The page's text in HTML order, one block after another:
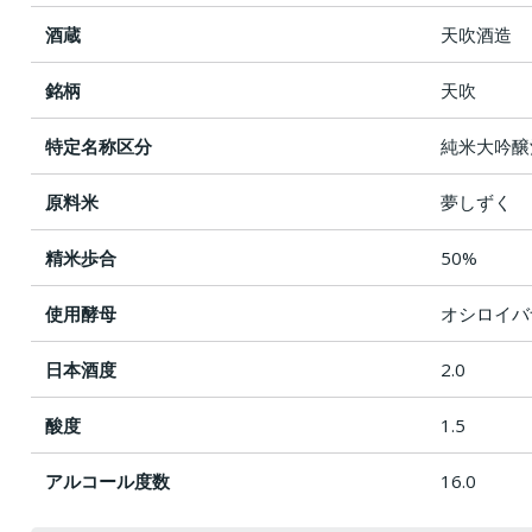
酒蔵 天吹酒造
銘柄 天吹
特定名称区分 純米大吟
原料米 夢しずく
精米歩合 50%
使用酵母 オシロイ
日本酒度 2.0
酸度 1.5
アルコール度数 16.0